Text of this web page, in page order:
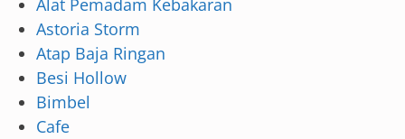
Alat Pemadam Kebakaran
Astoria Storm
Atap Baja Ringan
Besi Hollow
Bimbel
Cafe